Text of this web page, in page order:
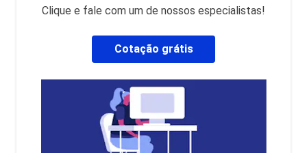
Clique e fale com um de nossos especialistas!
Cotação grátis